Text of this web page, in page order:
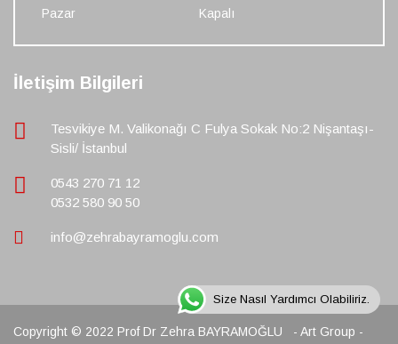
Pazar
Kapalı
İletişim Bilgileri
Tesvikiye M. Valikonağı C Fulya Sokak No:2 Nişantaşı-
Sisli/ İstanbul
0543 270 71 12
0532 580 90 50
info@zehrabayramoglu.com
Copyright © 2022 Prof Dr Zehra BAYRAMOĞLU - Art Group -
Size Nasıl Yardımcı Olabiliriz.